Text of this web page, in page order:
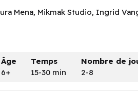
Mena, Mikmak Studio, Ingrid
Âge
6+
Temps
15-30 min
Nombre de
2-8